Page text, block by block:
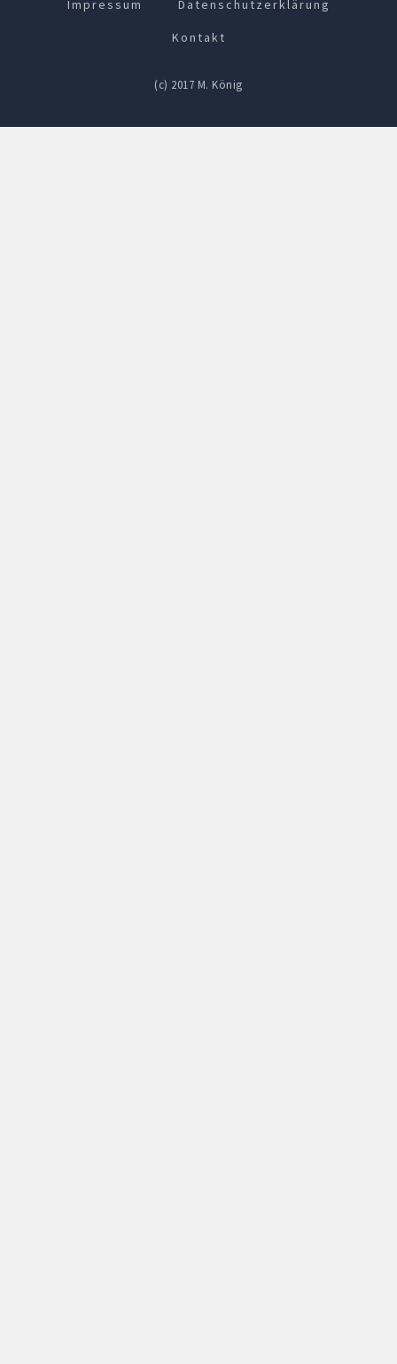
Impressum Datenschutzerklärung
Kontakt
(c) 2017 M. König